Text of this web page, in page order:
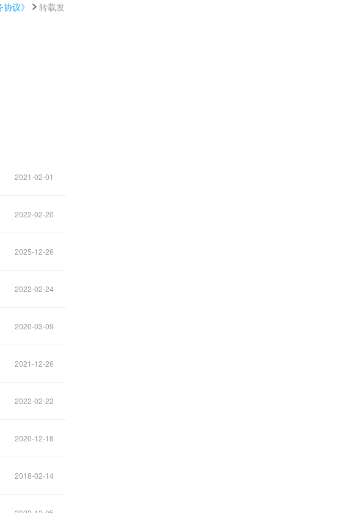
议》
转载发
2021-02-01
2022-02-20
2025-12-26
2022-02-24
2020-03-09
2021-12-26
2022-02-22
2020-12-18
2018-02-14